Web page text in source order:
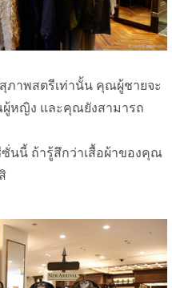
ภาพสตรีเท่านั้น คุณผู้ชายจะ
หญิง และคุณยังสามารถ
นนี้ ถ้ารู้สึกว่าเสื้อผ้าของคุณ